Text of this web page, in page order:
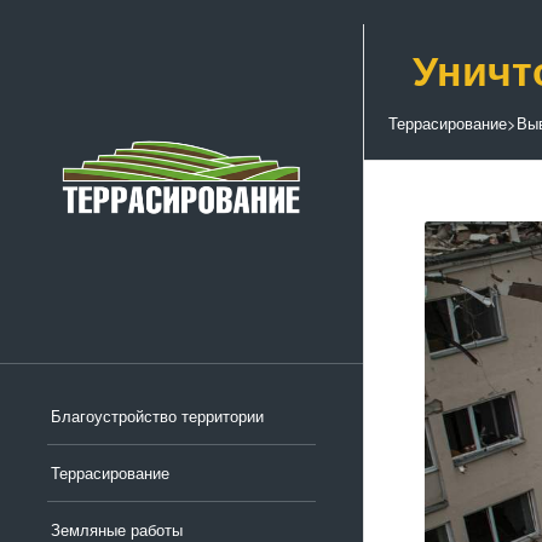
Благоустройство территории
Террасирование
Земляные работы
Террасирование>